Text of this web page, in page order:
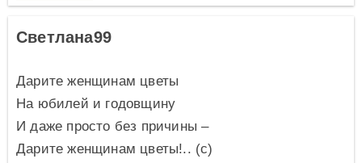
Светлана99
Дарите женщинам цветы
На юбилей и годовщину
И даже просто без причины –
Дарите женщинам цветы!.. (c)